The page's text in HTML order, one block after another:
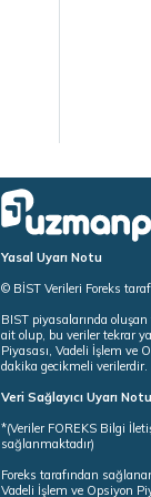
Yasal Uyarı Notu
© BİST Verileri Foreks
BIST piyasalarında
ait olup, bu veriler tekrar
Piyasası, Vadeli İşlem ve
dakika gecikmeli verilerdir.
Veri Sağlayıcı Uyarı Notu
*(Veriler FOREKS Bilgi
sağlanmaktadır)
Foreks tarafından
Vadeli İşlem ve Opsiyon